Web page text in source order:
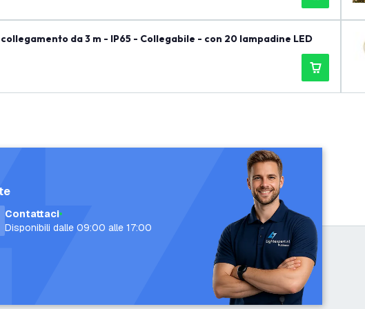
da 3 m - IP65 - Collegabile - con 20 lampadine LED
Contattaci
Disponibili dalle 09:00 alle 17:00